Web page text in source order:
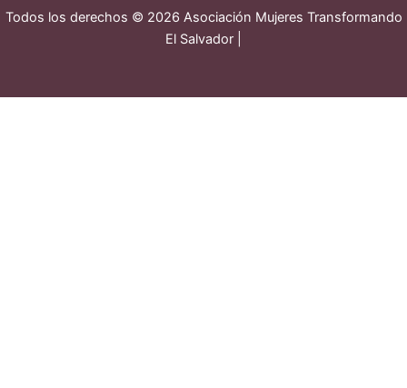
Todos los derechos © 2026 Asociación Mujeres Transformando
El Salvador |